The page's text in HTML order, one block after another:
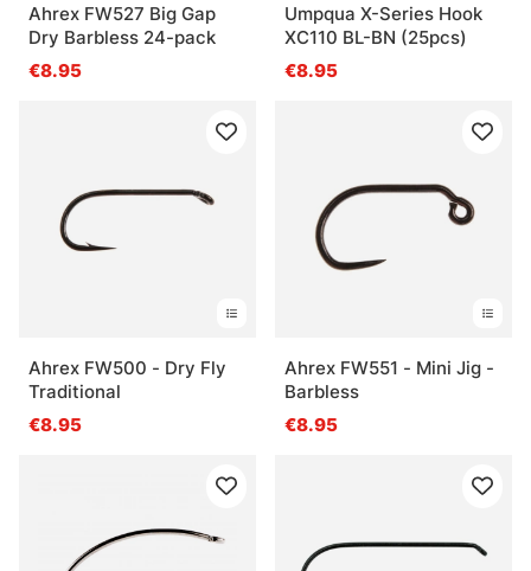
Ahrex FW527 Big Gap
Dry Barbless 24-pack
€8.95
Umpqua X-Series Hook
XC110 BL-BN (25pcs)
€8.95
Ahrex FW500 - Dry Fly
Traditional
€8.95
Ahrex FW551 - Mini Jig -
Barbless
€8.95